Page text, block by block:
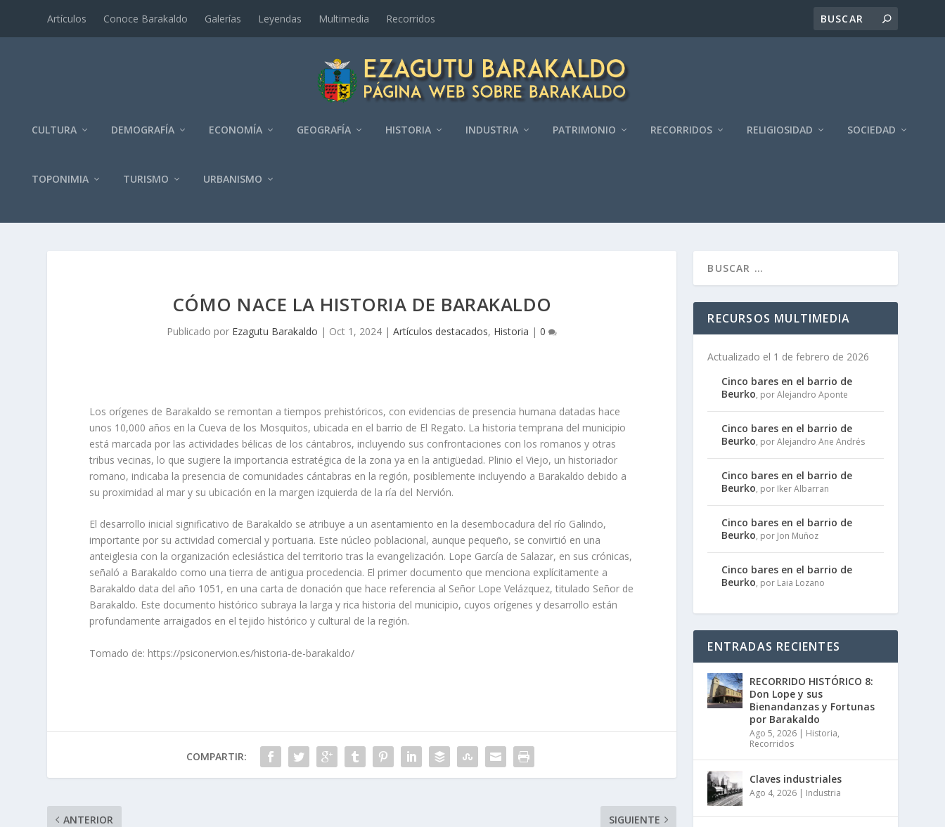
Artí­culos Conoce Barakaldo Galerí­as Leyendas Multimedia Recorridos
CULTURA DEMOGRAFÍA ECONOMÍA GEOGRAFÍ­A HISTORIA INDUSTRIA PATRIMONIO RECORRIDOS RELIGIOSIDAD SOCIEDAD
TOPONIMIA TURISMO URBANISMO
CÓMO NACE LA HISTORIA DE BARAKALDO
Publicado por Ezagutu Barakaldo | Oct 1, 2024 |Artículos destacados, Historia |0
Los orígenes de Barakaldo se remontan a tiempos prehistóricos, con evidencias de presencia humana datadas hace
unos 10,000 años en la Cueva de los Mosquitos, ubicada en el barrio de El Regato. La historia temprana del municipio
está marcada por las actividades bélicas de los cántabros, incluyendo sus confrontaciones con los romanos y otras
tribus vecinas, lo que sugiere la importancia estratégica de la zona ya en la antigüedad. Plinio el Viejo, un historiador
romano, indicaba la presencia de comunidades cántabras en la región, posiblemente incluyendo a Barakaldo debido a
su proximidad al mar y su ubicación en la margen izquierda de la ría del Nervión.
El desarrollo inicial significativo de Barakaldo se atribuye a un asentamiento en la desembocadura del río Galindo,
importante por su actividad comercial y portuaria. Este núcleo poblacional, aunque pequeño, se convirtió en una
anteiglesia con la organización eclesiástica del territorio tras la evangelización. Lope García de Salazar, en sus crónicas,
señaló a Barakaldo como una tierra de antigua procedencia. El primer documento que menciona explícitamente a
Barakaldo data del año 1051, en una carta de donación que hace referencia al Señor Lope Velázquez, titulado Señor de
Barakaldo. Este documento histórico subraya la larga y rica historia del municipio, cuyos orígenes y desarrollo están
profundamente arraigados en el tejido histórico y cultural de la región.
Tomado de: https://psiconervion.es/historia-de-barakaldo/
COMPARTIR:
ANTERIOR SIGUIENTE
RECURSOS MULTIMEDIA
Actualizado el 1 de febrero de 2026
Cinco bares en el barrio de
Beurko, por Alejandro Aponte
Cinco bares en el barrio de
Beurko, por Alejandro Ane Andrés
Cinco bares en el barrio de
Beurko, por Iker Albarran
Cinco bares en el barrio de
Beurko, por Jon Muñoz
Cinco bares en el barrio de
Beurko, por Laia Lozano
ENTRADAS RECIENTES
RECORRIDO HISTÓRICO 8:
Don Lope y sus
Bienandanzas y Fortunas
por Barakaldo
Ago 5, 2026 | Historia,
Recorridos
Claves industriales
Ago 4, 2026 | Industria